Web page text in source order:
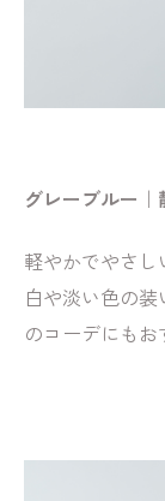
グレーブルー
軽やかでやさし
白や淡い色の
のコーデにもお